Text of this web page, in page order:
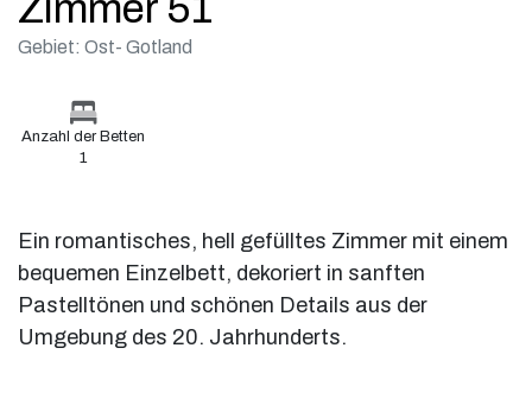
Gebiet: Ost- Gotland
Anzahl der Betten
1
Ein romantisches, hell gefülltes Zimmer mit einem
bequemen Einzelbett, dekoriert in sanften
Pastelltönen und schönen Details aus der
Umgebung des 20. Jahrhunderts.